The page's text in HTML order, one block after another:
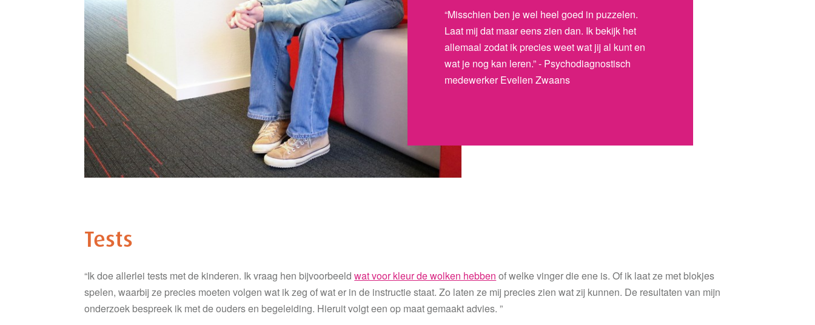
“Misschien ben je wel heel goed in puzzelen.
Laat mij dat maar eens zien dan. Ik bekijk het
allemaal zodat ik precies weet wat jij al kunt en
wat je nog kan leren.” - Psychodiagnostisch
medewerker Evelien Zwaans
Tests
“Ik doe allerlei tests met de kinderen. Ik vraag hen bijvoorbeeldwat voor kleur de wolken hebben of welke vinger die ene is. Of ik laat ze met blokjes
spelen, waarbij ze precies moeten volgen wat ik zeg of wat er in de instructie staat. Zo laten ze mij precies zien wat zij kunnen. De resultaten van mijn
onderzoek bespreek ik met de ouders en begeleiding. Hieruit volgt een op maat gemaakt advies. ”